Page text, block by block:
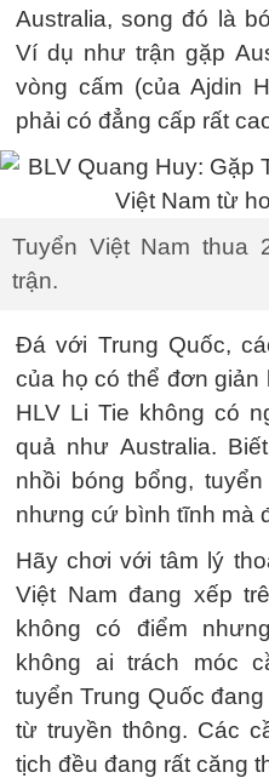
Australia, song đó là
Ví dụ như trận gặp
vòng cấm (của Ajdin
phải có đẳng cấp rất
Tuyển Việt Nam thua
trận.
Đá với Trung Quốc,
của họ có thể đơn
HLV Li Tie không có
quả như Australia.
nhồi bóng bổng,
nhưng cứ bình tĩnh mà
Hãy chơi với tâm lý
Việt Nam đang xếp
không có điểm
không ai trách móc
tuyển Trung Quốc
từ truyền thông. Các
tịch đều đang rất căng